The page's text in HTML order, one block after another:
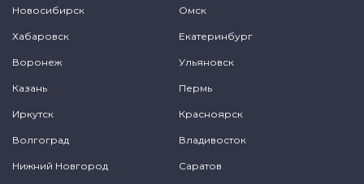
Новосибирск Омск
Хабаровск Екатеринбург
Воронеж Ульяновск
Казань Пермь
Иркутск Красноярск
Волгоград Владивосток
Нижний Новгород Саратов